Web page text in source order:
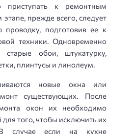
приступать к ремонтным
прежде всего, следует
проводку, подготовив ее к
техники. Одновременно
обои, штукатурку,
плинтусы и линолеум.
новые окна или
существующих. После
окон их необходимо
для того, чтобы исключить их
случае если на кухне